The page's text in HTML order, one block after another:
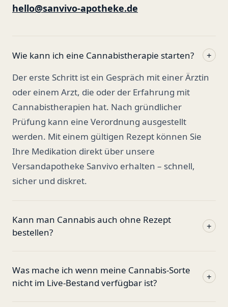
hello@sanvivo-apotheke.de
Wie kann ich eine Cannabistherapie starten?
+
Der erste Schritt ist ein Gespräch mit einer Ärztin
oder einem Arzt, die oder der Erfahrung mit
Cannabistherapien hat. Nach gründlicher
Prüfung kann eine Verordnung ausgestellt
werden. Mit einem gültigen Rezept können Sie
Ihre Medikation direkt über unsere
Versandapotheke Sanvivo erhalten – schnell,
sicher und diskret.
Kann man Cannabis auch ohne Rezept
bestellen?
+
Was mache ich wenn meine Cannabis-Sorte
nicht im Live-Bestand verfügbar ist?
+